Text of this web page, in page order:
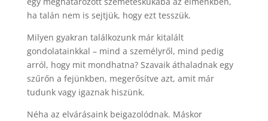
ha talán nem is sejtjük, hogy ezt tesszük.
Milyen gyakran találkozunk már kitalált
gondolatainkkal – mind a személyről, mind pedig
arról, hogy mit mondhatna? Szavaik áthaladnak egy
szűrőn a fejünkben, megerősítve azt, amit már
tudunk vagy igaznak hiszünk.
Néha az elvárásaink beigazolódnak. Máskor